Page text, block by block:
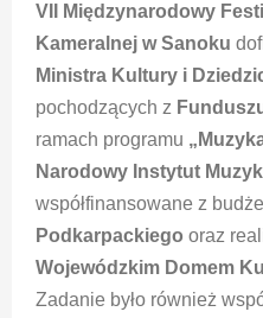
VII Międzynarodowy
Kameralnej w Sanoku
Ministra Kultury i
pochodzących z
ramach programu
Narodowy Instytut
współfinansowane z
Podkarpackiego oraz
Wojewódzkim Domem
Zadanie było również